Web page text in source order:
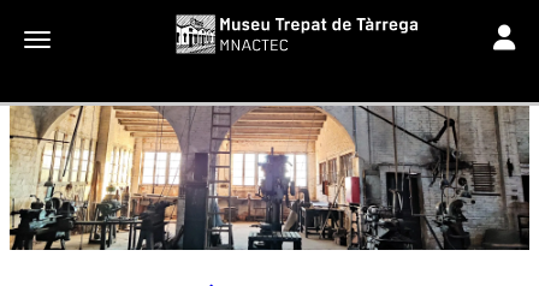
Toggle navigation